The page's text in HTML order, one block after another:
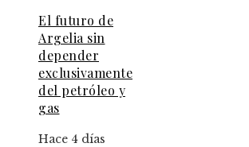
El futuro de
Argelia sin
depender
exclusivamente
del petróleo y
gas
Hace 4 días